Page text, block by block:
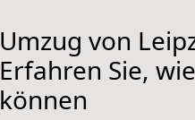
Umzug von
Erfahren Sie,
können